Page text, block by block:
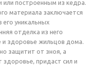
построенным из кедра.
материала заключается
его уникальных
отделка из него
и здоровье жильцов дома.
защитит от зноя, а
здоровье, придаст сил и